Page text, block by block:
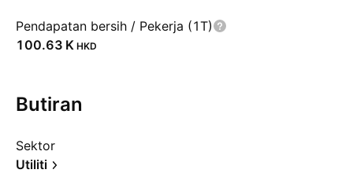
Pendapatan bersih / Pekerja (1T)
‪100.63 K‬ HKD
Butiran
Sektor
Utiliti